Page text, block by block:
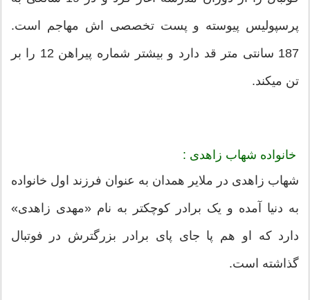
پرسپولیس پیوسته و پست تخصصی اش مهاجم است.
187 سانتی متر قد دارد و بیشتر شماره پیراهن 12 را بر
تن میکند.
خانواده شهاب زاهدی :
شهاب زاهدی در ملایر همدان به عنوان فرزند اول خانواده
به دنیا آمده و یک برادر کوچکتر به نام «مهدی زاهدی»
دارد که او هم پا جای پای برادر بزرگترش در فوتبال
گذاشته است.